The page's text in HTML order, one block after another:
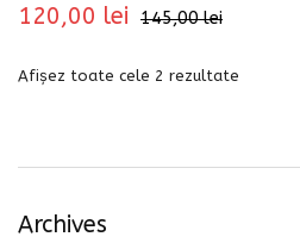
145,00lei
120,00 lei
Afișez toate cele 2 rezultate
Archives